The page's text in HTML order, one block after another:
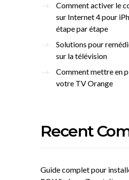
Comment activer le
sur Internet 4 pour
étape par étape
Solutions pour
sur la télévision
Comment mettre en
votre TV Orange
Recent
Guide complet pour